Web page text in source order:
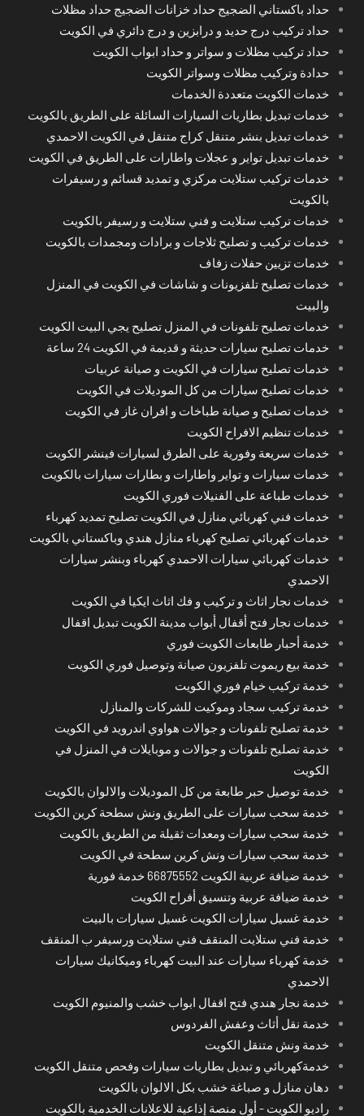
حداد باكستاني الضجيج حداد خزانات الضجيج حداد مظلات
حداد تركيب درج حديد و درابزين و درج دائري في الكويت
حداد تركيب مظلات و سواتر و حداد ابواب الكويت
حدادة وتركيب مظلات وسواتر الكويت
خدمات الكويت متعددة الخدمات
خدمات تبديل بطاريات السيارات السائلة على الطريق بالكويت
خدمات تبديل بنشر متنقل كراج متنقل في الكويت الاحمدي
خدمات تبديل تواير و عجلات واطارات على الطريق في الكويت
خدمات تركيب ستلايت مركزي و تمديد قسائم و رسيفرات
بالكويت
خدمات تركيب ستلايت و فني ستلايت و رسيفر بالكويت
خدمات تركيب و تصليح ثلاجات و برادات ومجمدات بالكويت
خدمات تزيين حفلات زفاف
خدمات تصليح تلفزيونات و شاشات في الكويت في المنزل
والبيت
خدمات تصليح تلفونات في المنزل تصليح يجي البيت الكويت
خدمات تصليح سيارات حديثة و قديمة في الكويت 24 ساعة
خدمات تصليح سيارات في الكويت و صيانة عربيات
خدمات تصليح سيارات من كل الموديلات في الكويت
خدمات تصليح و صيانة طباخات و افران غاز في الكويت
خدمات تنظيم الافراح الكويت
خدمات سريعة وفورية على الطرق لسيارات فينشر الكويت
خدمات سيارات و تواير واطارات و بطارات سيارات بالكويت
خدمات طباعة على الفنيلات فوري الكويت
خدمات فني كهربائي منازل في الكويت تصليح تمديد كهرباء
خدمات كهربائي تصليح كهرباء منازل هندي وباكستاني بالكويت
خدمات كهربائي سيارات الاحمدي كهرباء وبنشر سيارات
الاحمدي
خدمات نجار اثاث و تركيب و فك اثاث ايكيا في الكويت
خدمات نجار فتح أقفال أبواب مدينة الكويت تبديل اقفال
خدمة أحبار طابعات الكويت فوري
خدمة بيع ريموت تلفزيون صيانة وتوصيل فوري الكويت
خدمة تركيب خيام فوري الكويت
خدمة تركيب سجاد وموكيت للشركات والمنازل
خدمة تصليح تلفونات و جوالات هواوي اندرويد في الكويت
خدمة تصليح تلفونات و جوالات و موبايلات في المنزل في
الكويت
خدمة توصيل حبر طابعة من كل الموديلات والالوان بالكويت
خدمة سحب سيارات على الطريق ونش سطحة كرين الكويت
خدمة سحب سيارات ومعدات ثقيلة من الطريق بالكويت
خدمة سحب سيارات ونش كرين سطحة في الكويت
خدمة ضيافة عربية الكويت 66875552 خدمة فورية
خدمة ضيافة عربية وتنسيق أفراح الكويت
خدمة غسيل سيارات الكويت غسيل سيارات بالبيت
خدمة فني ستلايت المنقف فني ستلايت ورسيفر ب المنقف
خدمة كهرباء سيارات عند البيت كهرباء وميكانيك سيارات
الاحمدي
خدمة نجار هندي فتح اقفال ابواب خشب والمنيوم الكويت
خدمة نقل أثاث وعفش الفردوس
خدمة ونش متنقل الكويت
خدمةكهربائي و تبديل بطاريات سيارات وفحص متنقل الكويت
دهان منازل و صباغة خشب بكل الالوان بالكويت
راديو الكويت - أول منصة إذاعية للاعلانات الخدمية بالكويت